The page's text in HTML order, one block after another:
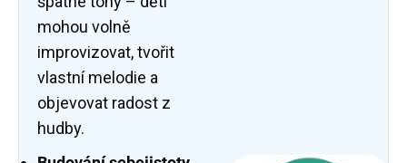
mohou volně
improvizovat, tvořit
vlastní melodie a
objevovat radost z
hudby.